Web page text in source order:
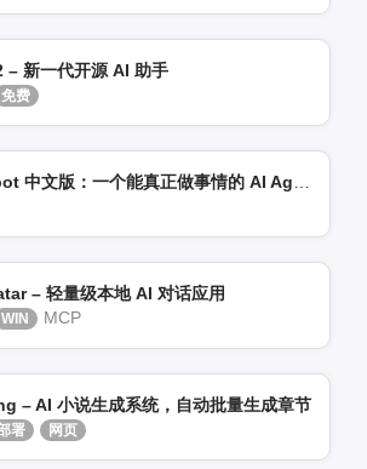
– 新一代开源 AI 助手
免费
– 轻量级本地 AI 对话应用
WIN MCP
– AI 小说生成系统，自动批量生成章节
署 网页